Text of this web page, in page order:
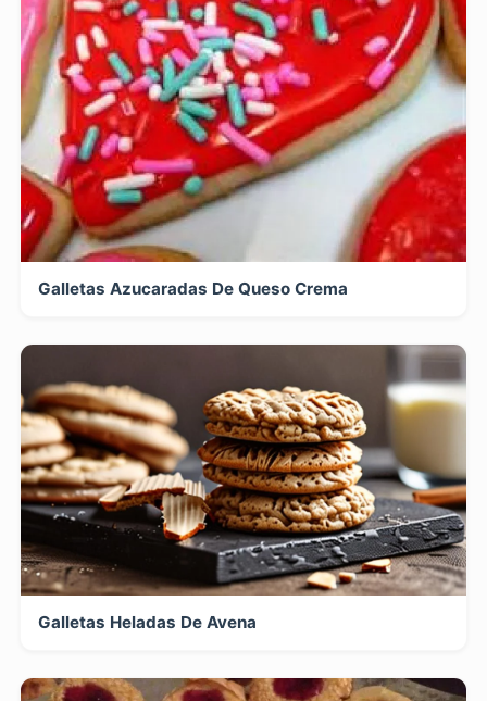
Galletas Azucaradas De Queso Crema
Galletas Heladas De Avena